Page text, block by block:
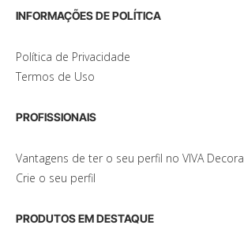
INFORMAÇÕES DE POLÍTICA
Política de Privacidade
Termos de Uso
PROFISSIONAIS
Vantagens de ter o seu perfil no VIVA Decora
Crie o seu perfil
PRODUTOS EM DESTAQUE